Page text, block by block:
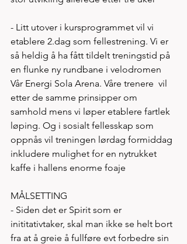
- Litt utover i kursprogrammet vil vi
etablere 2.dag som fellestrening. Vi er
så heldig å ha fått tildelt treningstid på
en flunke ny rundbane i velodromen
Vår Energi Sola Arena. Våre trenere  vil
etter de samme prinsipper om
samhold mens vi løper etablere fartlek
løping. Og i sosialt fellesskap som
oppnås vil treningen lørdag formiddag
inkludere mulighet for en nytrukket
kaffe i hallens enorme foaje
MÅLSETTING
- Siden det er Spirit som er
inititativtaker, skal man ikke se helt bort
fra at å greie å fullføre evt forbedre sin